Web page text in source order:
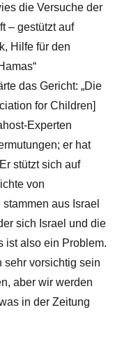
die Versuche der
– gestützt auf
Hilfe für den
das Gericht: „Die
for Children]
Experten
er hat
stützt sich auf
von
aus Israel
sich Israel und die
ist also ein Problem.
sehr vorsichtig sein
aber wir werden
in der Zeitung